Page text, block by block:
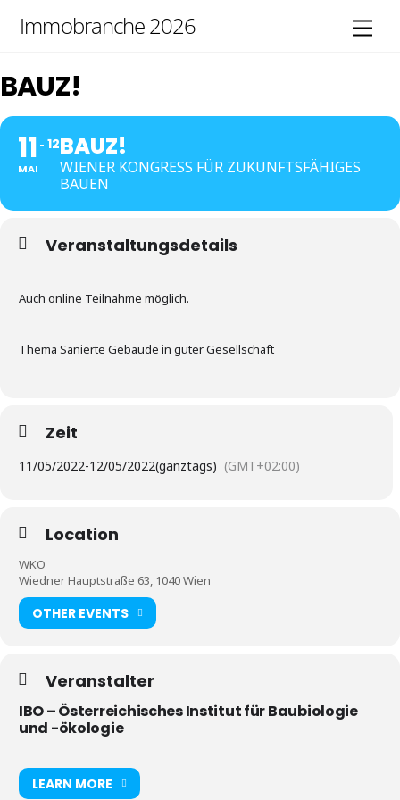
Immobranche 2026
BAUZ!
11
MAI
12BAUZ!
WIENER KONGRESS FÜR ZUKUNFTSFÄHIGES
BAUEN
Veranstaltungsdetails
Auch online Teilnahme möglich.
Thema Sanierte Gebäude in guter Gesellschaft
Zeit
11/05/2022-12/05/2022(ganztags) (GMT+02:00)
Location
WKO
Wiedner Hauptstraße 63, 1040 Wien
OTHER EVENTS
Veranstalter
IBO – Österreichisches Institut für Baubiologie
und -ökologie
LEARN MORE